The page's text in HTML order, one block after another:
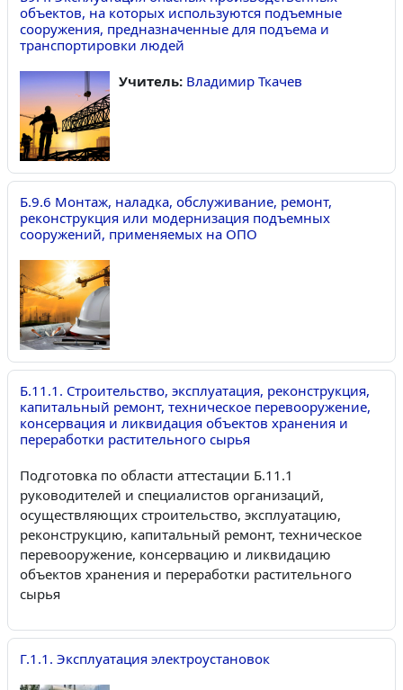
объектов, на которых используются подъемные
сооружения, предназначенные для подъема и
транспортировки людей
Учитель: Владимир Ткачев
Б.9.6 Монтаж, наладка, обслуживание, ремонт,
реконструкция или модернизация подъемных
сооружений, применяемых на ОПО
Б.11.1. Строительство, эксплуатация, реконструкция,
капитальный ремонт, техническое перевооружение,
консервация и ликвидация объектов хранения и
переработки растительного сырья
Подготовка по области аттестации Б.11.1
руководителей и специалистов организаций,
осуществляющих строительство, эксплуатацию,
реконструкцию, капитальный ремонт, техническое
перевооружение, консервацию и ликвидацию
объектов хранения и переработки растительного
сырья
Г.1.1. Эксплуатация электроустановок